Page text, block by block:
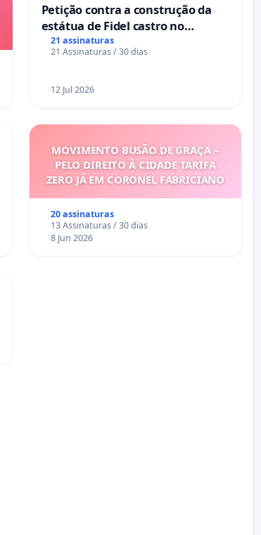
Petição contra a construção da
estátua de Fidel castro no
mirante do Caju
21 assinaturas
21 Assinaturas / 30 dias
12 Jul 2026
MOVIMENTO BUSÃO DE GRAÇA –
PELO DIREITO À CIDADE TARIFA
ZERO JÁ EM CORONEL FABRICIANO
20 assinaturas
13 Assinaturas / 30 dias
8 Jun 2026